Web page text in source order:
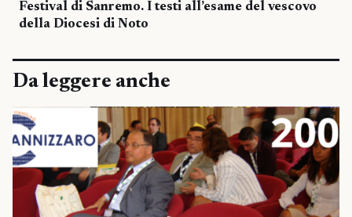
Festival di Sanremo. I testi all’esame del vescovo
della Diocesi di Noto
Da leggere anche